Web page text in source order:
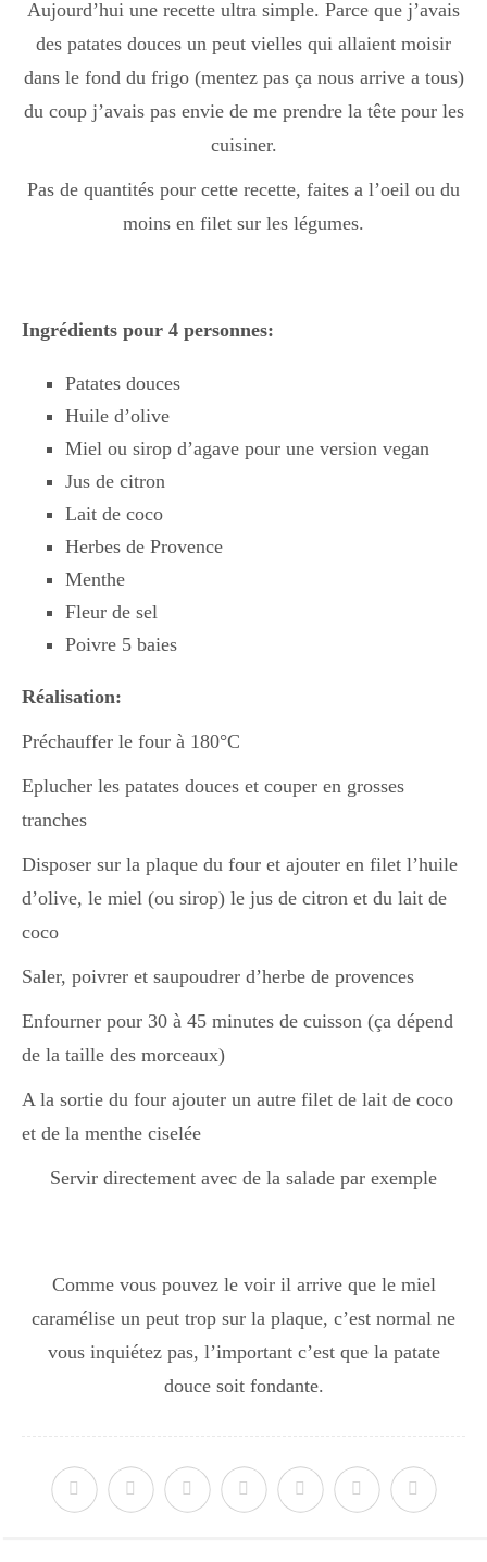
Boisson chaudes
Les classiques
Mes amis en cuisine
Tuto
Divers
Semaines Spéciales
Halloween
Japon
Boulette
Aujourd’hui une recette ultra simple. Parce que j’avais
des patates douces un peut vielles qui allaient moisir
dans le fond du frigo (mentez pas ça nous arrive a tous)
du coup j’avais pas envie de me prendre la tête pour les
cuisiner.
Pas de quantités pour cette recette, faites a l’oeil ou du
moins en filet sur les légumes.
Ingrédients pour 4 personnes:
Patates douces
Huile d’olive
Miel ou sirop d’agave pour une version vegan
Jus de citron
Lait de coco
Herbes de Provence
Menthe
Fleur de sel
Poivre 5 baies
Réalisation:
Préchauffer le four à 180°C
Eplucher les patates douces et couper en grosses
tranches
Disposer sur la plaque du four et ajouter en filet l’huile
d’olive, le miel (ou sirop) le jus de citron et du lait de
coco
Saler, poivrer et saupoudrer d’herbe de provences
Enfourner pour 30 à 45 minutes de cuisson (ça dépend
de la taille des morceaux)
A la sortie du four ajouter un autre filet de lait de coco
et de la menthe ciselée
Servir directement avec de la salade par exemple
Comme vous pouvez le voir il arrive que le miel
caramélise un peut trop sur la plaque, c’est normal ne
vous inquiétez pas, l’important c’est que la patate
douce soit fondante.